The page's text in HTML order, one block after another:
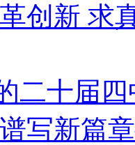
创新 求
二十届
写新篇